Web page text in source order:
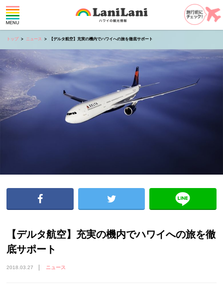
トップ ニュース 【デルタ航空】充実の機内でハワイへの旅を徹底サポート
【デルタ航空】充実の機内でハワイへの旅を徹
底サポート
2018.03.27 ニュース